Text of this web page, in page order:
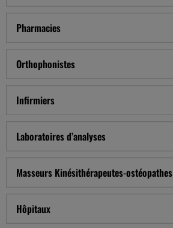
Pharmacies
Orthophonistes
Infirmiers
Laboratoires d’analyses
Masseurs Kinésithérapeutes-ostéopathes
Hôpitaux